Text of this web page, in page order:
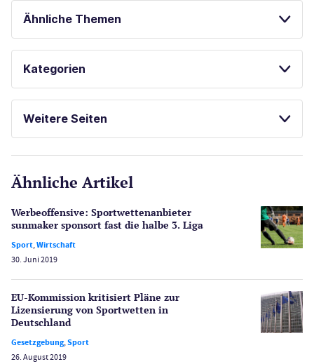
Ähnliche Themen
CASINO SPIELE KOSTENLOS
BESTE ONLINE CASINOS
FREISPIELE OHNE EINZAHLUNG
Kategorien
Gesetzgebung
Lotterie
Poker
Schlagzeilen
Spiele
Weitere Seiten
CasinoOnline.de
PayPal Casinos
Merkur Casinos
Spielautomaten
Ähnliche Artikel
Werbeoffensive: Sportwettenanbieter
sunmaker sponsort fast die halbe 3. Liga
Sport,Wirtschaft
30. Juni 2019
EU-Kommission kritisiert Pläne zur
Lizensierung von Sportwetten in
Deutschland
Gesetzgebung,Sport
26. August 2019